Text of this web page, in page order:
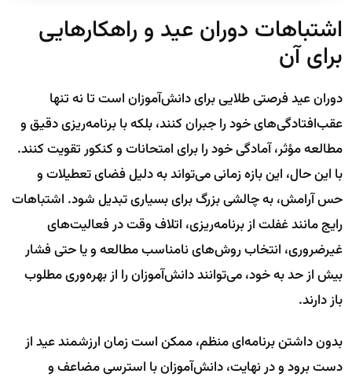
اشتباهات دوران عید و راهکارهایی
برای آن
دوران عید فرصتی طلایی برای دانش‌آموزان است تا نه تنها
عقب‌افتادگی‌های خود را جبران کنند، بلکه با برنامه‌ریزی دقیق و
مطالعه مؤثر، آمادگی خود را برای امتحانات و کنکور تقویت کنند.
با این حال، این بازه زمانی می‌تواند به دلیل فضای تعطیلات و
حس آرامش، به چالشی بزرگ برای بسیاری تبدیل شود. اشتباهات
رایج مانند غفلت از برنامه‌ریزی، اتلاف وقت در فعالیت‌های
غیرضروری، انتخاب روش‌های نامناسب مطالعه و یا حتی فشار
بیش از حد به خود، می‌توانند دانش‌آموزان را از بهره‌وری مطلوب
باز دارند.
بدون داشتن برنامه‌ای منظم، ممکن است زمان ارزشمند عید از
دست برود و در نهایت، دانش‌آموزان با استرسی مضاعف و